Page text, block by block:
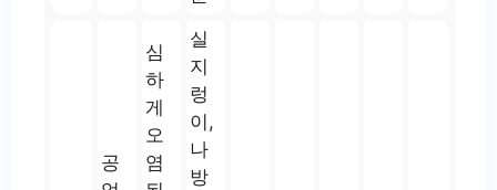
공
심
하
게
오
염
실
지
렁
이,
나
방